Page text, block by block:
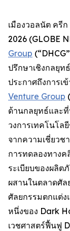
เมืองวอลนัต ครี
2026 (GLOBE
Group
ปรึกษาเชิงกลยุท
ประกาศถึงการเ
Venture Group
ด้านกลยุทธ์และ
วงการเทคโนโ
จากความเชี่ยว
การทดลองทาง
ระเบียบของผลิ
ผสานในตลาดศัล
ศัลยกรรมตกแต่ง
หนึ่งของ Dark
เวชศาสตร์ฟื้นฟู